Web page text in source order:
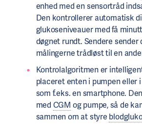
enhed med en sensortråd
Den kontrollerer automatisk
glukoseniveauer med få
døgnet rundt. Sendere sender
målingerne trådløst til en
Kontrolalgoritmen er
placeret enten i pumpen eller
som f.eks. en smartphone.
med CGM og pumpe, så de
sammen om at styre